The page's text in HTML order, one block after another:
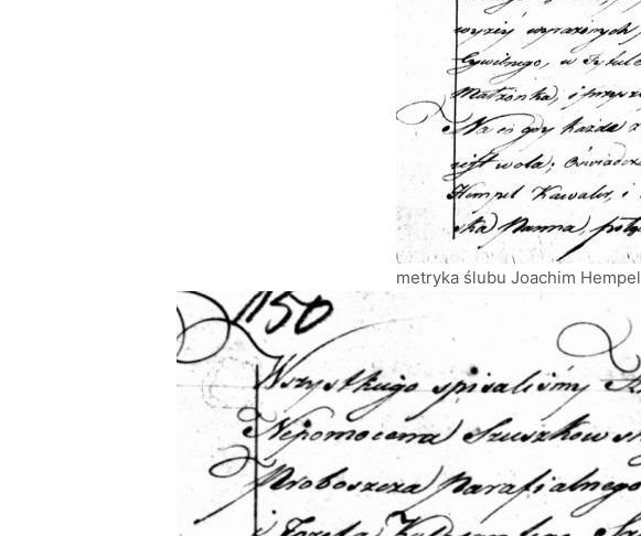
metryka ślubu Joachim Hempel